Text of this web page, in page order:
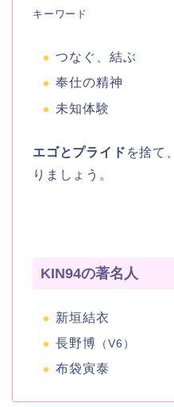
キーワード
つなぐ、結ぶ
奉仕の精神
未知体験
エゴとプライド を捨て、
りましょう。
KIN94の著名人
新垣結衣
長野博 （V6）
布袋寅泰